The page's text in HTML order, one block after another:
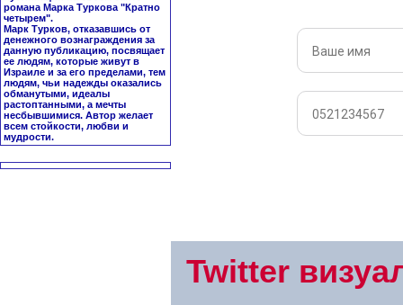
романа Марка Туркова "Кратно
четырем".
Марк Турков, отказавшись от
денежного вознаграждения за
данную публикацию, посвящает
ее людям, которые живут в
Израиле и за его пределами, тем
людям, чьи надежды оказались
обманутыми, идеалы
растоптанными, а мечты
несбывшимися. Автор желает
всем стойкости, любви и
мудрости.
Twitter